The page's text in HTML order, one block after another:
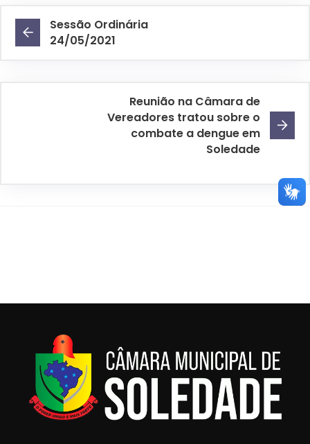
Sessão Ordinária
24/05/2021
Reunião na Câmara de
Vereadores tratou sobre o
combate a dengue em
Soledade